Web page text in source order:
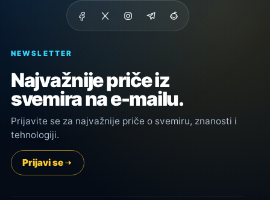
NEWSLETTER
Najvažnije priče iz
svemira na e-mailu.
Prijavite se za najvažnije priče o svemiru, znanosti i
tehnologiji.
Prijavi se